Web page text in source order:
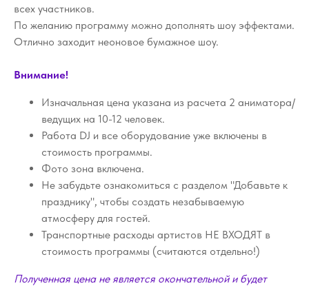
всех участников.
По желанию программу можно дополнять шоу эффектами.
Отлично заходит неоновое бумажное шоу.
Внимание!
Изначальная цена указана из расчета 2 аниматора/
ведущих на 10-12 человек.
Работа DJ и все оборудование уже включены в
стоимость программы.
Фото зона включена.
Не забудьте ознакомиться с разделом "Добавьте к
празднику", чтобы создать незабываемую
атмосферу для гостей.
Транспортные расходы артистов НЕ ВХОДЯТ в
стоимость программы (считаются отдельно!)
Полученная цена не является окончательной и будет